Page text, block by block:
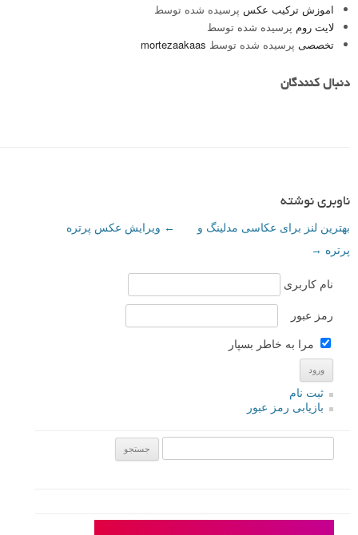
اموزش ترکیب عکس پرسیده شده توسط
لایت روم پرسیده شده توسط
تخصصی پرسیده شده توسط mortezaakaas
دنبال کنندگان
ناوبری نوشته
← ویرایش عکس پرتره
بهترین لنز برای عکاسی مدلینگ و
پرتره →
نام کاربری
رمز عبور
مرا به خاطر بسپار
ثبت نام
بازیابی رمز عبور